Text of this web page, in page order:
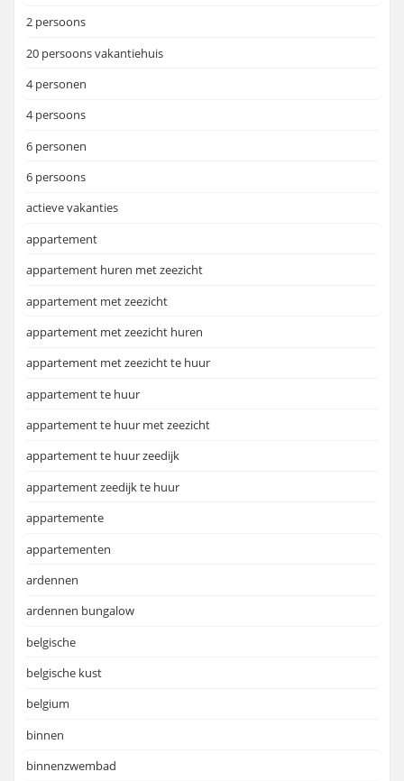
2 persoons
20 persoons vakantiehuis
4 personen
4 persoons
6 personen
6 persoons
actieve vakanties
appartement
appartement huren met zeezicht
appartement met zeezicht
appartement met zeezicht huren
appartement met zeezicht te huur
appartement te huur
appartement te huur met zeezicht
appartement te huur zeedijk
appartement zeedijk te huur
appartemente
appartementen
ardennen
ardennen bungalow
belgische
belgische kust
belgium
binnen
binnenzwembad